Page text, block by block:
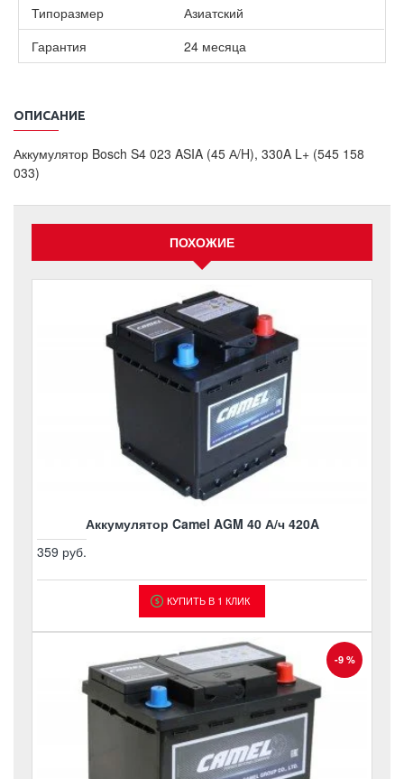
Типоразмер
Азиатский
Гарантия
24 месяца
ОПИСАНИЕ
Аккумулятор Bosch S4 023 ASIA (45 А/H), 330A L+ (545 158
033)
ПОХОЖИЕ
Аккумулятор Camel AGM 40 А/ч 420A
359 руб.
КУПИТЬ В 1 КЛИК
-9 %